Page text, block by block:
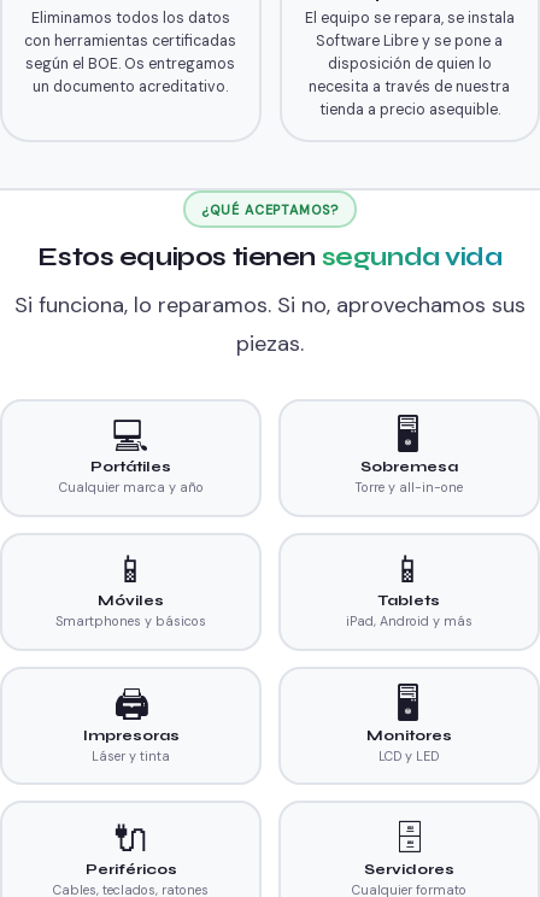
Eliminamos todos los datos
con herramientas certificadas
según el BOE. Os entregamos
un documento acreditativo.
El equipo se repara, se instala
Software Libre y se pone a
disposición de quien lo
necesita a través de nuestra
tienda a precio asequible.
¿QUÉ ACEPTAMOS?
Estos equipos tienen segunda vida
Si funciona, lo reparamos. Si no, aprovechamos sus
piezas.
💻
Portátiles
Cualquier marca y año
🖥️
Sobremesa
Torre y all-in-one
📱
Móviles
Smartphones y básicos
📱
Tablets
iPad, Android y más
🖨️
Impresoras
Láser y tinta
🖥️
Monitores
LCD y LED
🔌
Periféricos
Cables, teclados, ratones
🗄️
Servidores
Cualquier formato